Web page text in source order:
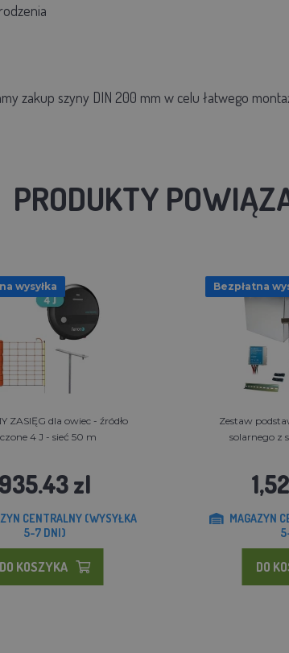
zakup szyny DIN 200 mm w celu łatwego
PRODUKTY
wysyłka
ZASIĘG dla owiec - źródło
4 J - sieć 50 m
935.43 zl
CENTRALNY (WYSYŁKA
5-7 DNI)
DO KOSZYKA
Bezpłatna
Zestaw
solarnego z
MAGAZYN
DO